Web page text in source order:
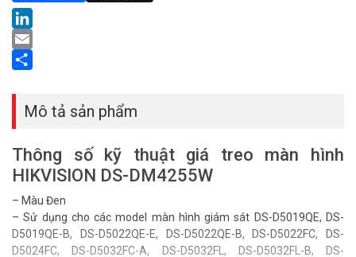
LinkedIn
Email
Mô tả sản phẩm
Thông số kỹ thuật giá treo màn hình
HIKVISION DS-DM4255W
– Màu Đen
– Sử dụng cho các model màn hình giám sát DS-D5019QE, DS-
D5019QE-B, DS-D5022QE-E, DS-D5022QE-B, DS-D5022FC, DS-
D5024FC, DS-D5032FC-A, DS-D5032FL, DS-D5032FL-B, DS-